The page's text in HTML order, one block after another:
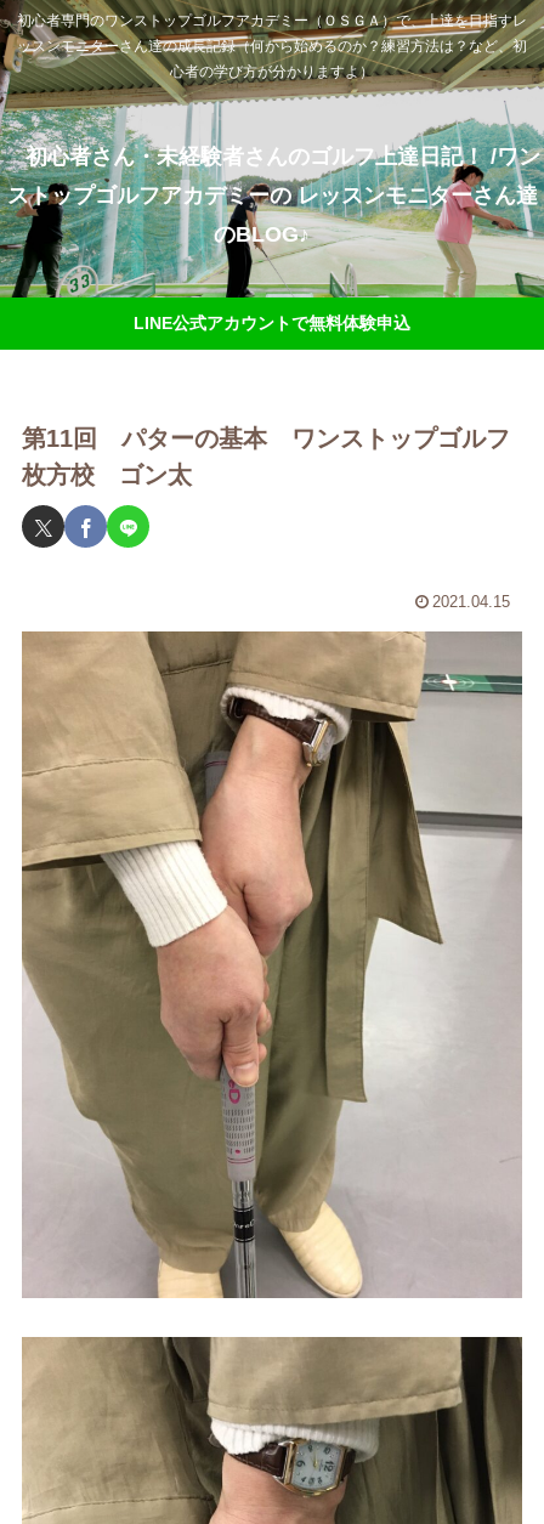
初心者専門のワンストップゴルフアカデミー（ＯＳＧＡ）で、上達を目指すレ
ッスンモニターさん達の成長記録（何から始めるのか？練習方法は？など、初
心者の学び方が分かりますよ）
初心者さん・未経験者さんのゴルフ上達日記！ /ワン
ストップゴルフアカデミーの レッスンモニターさん達
のBLOG♪
LINE公式アカウントで無料体験申込
第11回 パターの基本 ワンストップゴルフ
枚方校 ゴン太
2021.04.15